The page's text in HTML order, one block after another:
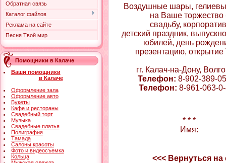
Обратная связь
Каталог файлов
Реклама на сайте
Песня Твой мир
Помощники в Калаче
Ваши помощники
в Калаче
Оформление зала
Оформление авто
Букеты
Кафе и рестораны
Свадебный торт
Музыка
Свадебные платья
Полиграфия
Тамада
Салоны красоты
Фото и видеосъемка
Кольца
Воздушные шары,
на Ваше торжество
свадьбу,
детский праздник,
юбилей, день
презентацию,
гг. Калач-на-Дону,
Телефон: 8-902-389-
Телефон: 8-961-063-
* * *
Имя:
<<< Вернуться